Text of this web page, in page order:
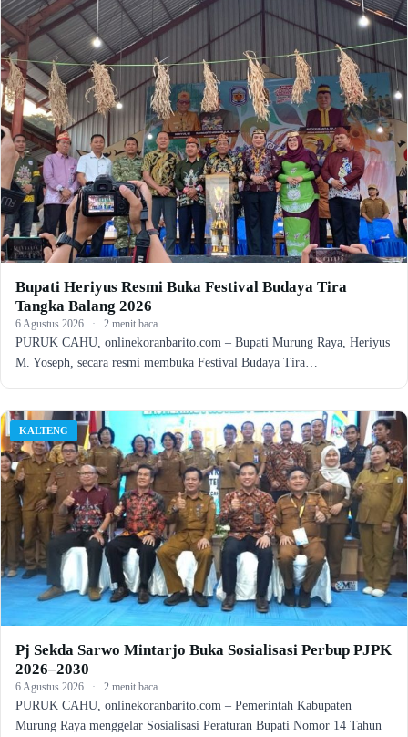
Bupati Heriyus Resmi Buka Festival Budaya Tira
Tangka Balang 2026
6 Agustus 2026 · 2 menit baca
PURUK CAHU, onlinekoranbarito.com – Bupati Murung Raya, Heriyus
M. Yoseph, secara resmi membuka Festival Budaya Tira…
KALTENG
Pj Sekda Sarwo Mintarjo Buka Sosialisasi Perbup PJPK
2026–2030
6 Agustus 2026 · 2 menit baca
PURUK CAHU, onlinekoranbarito.com – Pemerintah Kabupaten
Murung Raya menggelar Sosialisasi Peraturan Bupati Nomor 14 Tahun